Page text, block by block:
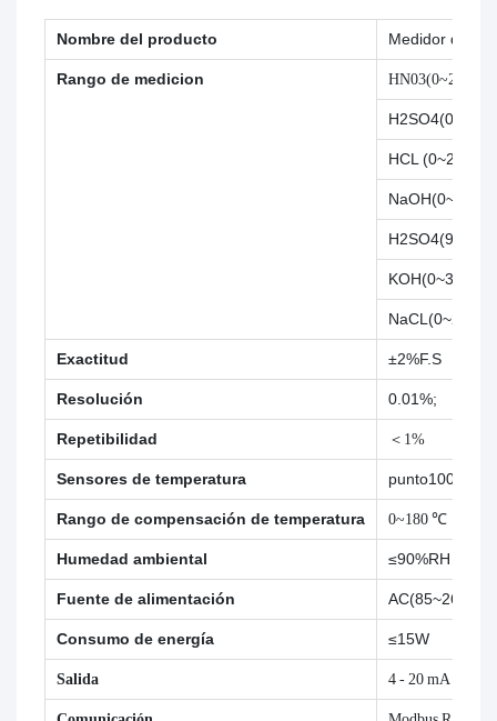
Nombre del producto Medidor de
Rango de medicion
HCL
Exactitud ±2%F.S
Resolución 0.01%;
Repetibilidad ＜1%
Sensores de temperatura punto1000
Rango de compensación de temperatura 0~180 ℃
Humedad ambiental ≤90%RH (sin
Fuente de alimentación AC(85~265) V
Consumo de energía ≤15W
Salida 4 - 20 mA